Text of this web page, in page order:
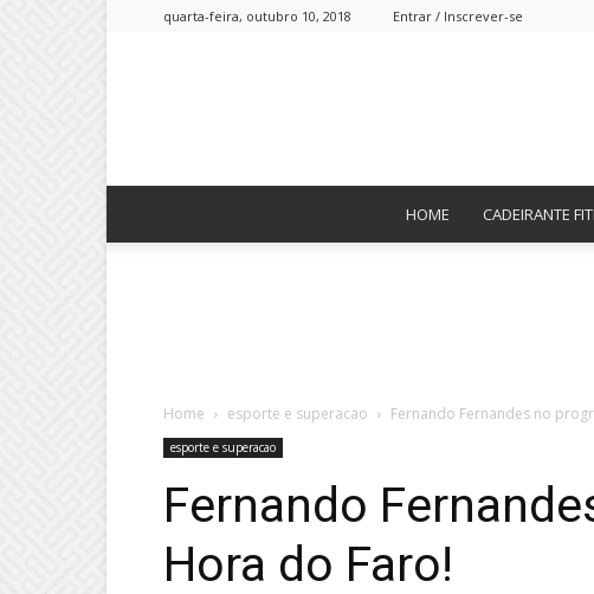
quarta-feira, outubro 10, 2018 Entrar / Inscrever-se
HOME CADEIRANTE
Home esporte e superacao Fernando Fernandes no
esporte e superacao
Fernando
Hora do Faro!